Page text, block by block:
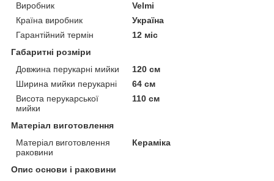
Виробник
Velmi
Країна виробник
Україна
Гарантійний термін
12 міс
Габаритні розміри
Довжина перукарні мийки
120 см
Ширина мийки перукарні
64 см
Висота перукарської
мийки
110 см
Матеріал виготовлення
Матеріал виготовлення
раковини
Кераміка
Опис основи і раковини